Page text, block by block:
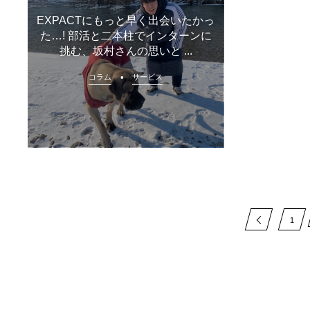
EXPACTにもっと早く出会いたかっ
た…! 部活と二本柱でインターンに
挑む、坂村さんの思いと ...
コラム サービス
1